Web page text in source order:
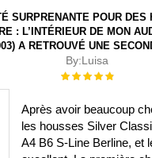
SURPRENANTE POUR DES
: L’INTÉRIEUR DE MON
A RETROUVÉ UNE
By:Luisa
Évaluation :
Après avoir beaucoup
les housses Silver
A4 B6 S-Line Berline, et